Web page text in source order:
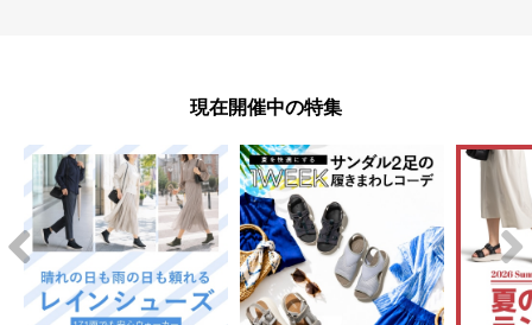
現在開催中の特集